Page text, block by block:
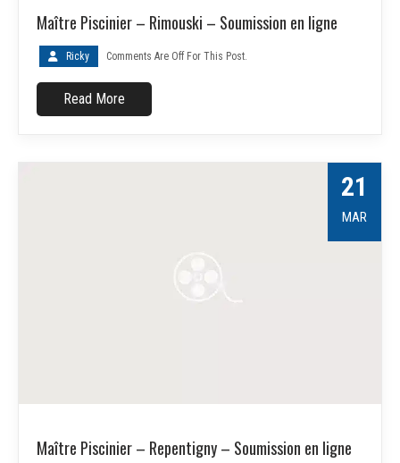
Maître Piscinier – Rimouski – Soumission en ligne
Ricky Comments Are Off For This Post.
Read More
21
MAR
Maître Piscinier – Repentigny – Soumission en ligne